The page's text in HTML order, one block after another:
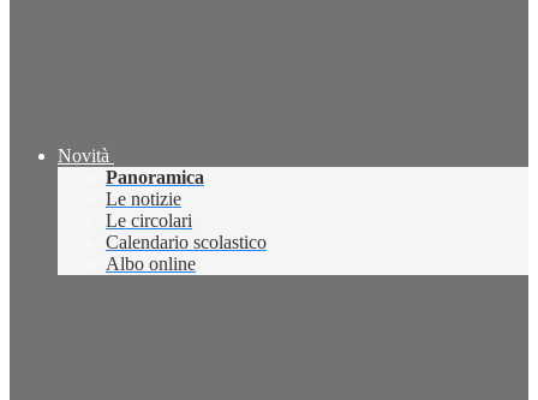
Novità
Panoramica
Le notizie
Le circolari
Calendario scolastico
Albo online